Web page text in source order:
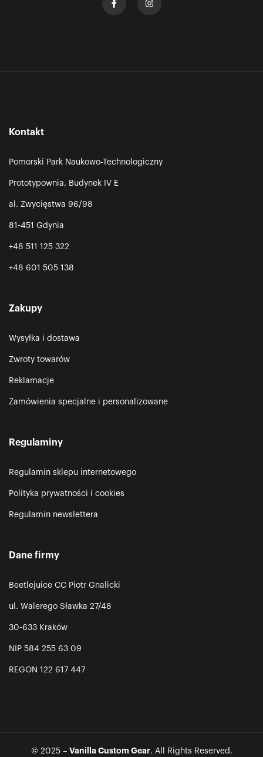
Kontakt
Pomorski Park Naukowo-Technologiczny
Prototypownia, Budynek IV E
al. Zwycięstwa 96/98
81-451 Gdynia
+48 511 125 322
+48 601 505 138
Zakupy
Wysyłka i dostawa
Zwroty towarów
Reklamacje
Zamówienia specjalne i personalizowane
Regulaminy
Regulamin sklepu internetowego
Polityka prywatności i cookies
Regulamin newslettera
Dane firmy
Beetlejuice CC Piotr Gnalicki
ul. Walerego Sławka 27/48
30-633 Kraków
NIP 584 255 63 09
REGON 122 617 447
© 2025 – Vanilla Custom Gear. All Rights Reserved.